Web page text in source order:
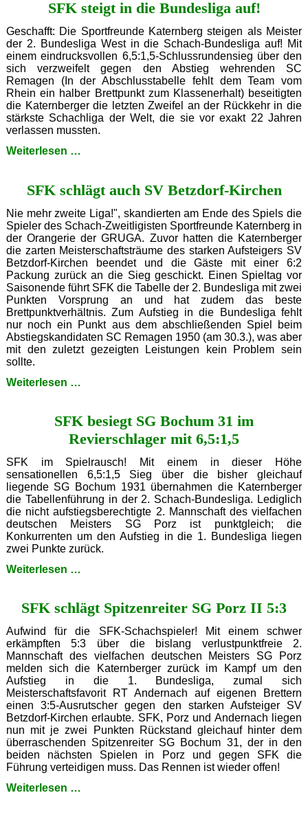
SFK steigt in die Bundesliga auf!
Geschafft: Die Sportfreunde Katernberg steigen als Meister
der 2. Bundesliga West in die Schach-Bundesliga auf! Mit
einem eindrucksvollen 6,5:1,5-Schlussrundensieg über den
sich verzweifelt gegen den Abstieg wehrenden SC
Remagen (In der Abschlusstabelle fehlt dem Team vom
Rhein ein halber Brettpunkt zum Klassenerhalt) beseitigten
die Katernberger die letzten Zweifel an der Rückkehr in die
stärkste Schachliga der Welt, die sie vor exakt 22 Jahren
verlassen mussten.
Weiterlesen …
die
Bundesliga
auf!
SFK schlägt auch SV Betzdorf-Kirchen
Nie mehr zweite Liga!", skandierten am Ende des Spiels die
Spieler des Schach-Zweitligisten Sportfreunde Katernberg in
der Orangerie der GRUGA. Zuvor hatten die Katernberger
die zarten Meisterschaftsträume des starken Aufsteigers SV
Betzdorf-Kirchen beendet und die Gäste mit einer 6:2
Packung zurück an die Sieg geschickt. Einen Spieltag vor
Saisonende führt SFK die Tabelle der 2. Bundesliga mit zwei
Punkten Vorsprung an und hat zudem das beste
Brettpunktverhältnis. Zum Aufstieg in die Bundesliga fehlt
nur noch ein Punkt aus dem abschließenden Spiel beim
Abstiegskandidaten SC Remagen 1950 (am 30.3.), was aber
mit den zuletzt gezeigten Leistungen kein Problem sein
sollte.
Weiterlesen …
SV
Betzdorf-
Kirchen
SFK besiegt SG Bochum 31 im
Revierschlager mit 6,5:1,5
SFK im Spielrausch! Mit einem in dieser Höhe
sensationellen 6,5:1,5 Sieg über die bisher gleichauf
liegende SG Bochum 1931 übernahmen die Katernberger
die Tabellenführung in der 2. Schach-Bundesliga. Lediglich
die nicht aufstiegsberechtigte 2. Mannschaft des vielfachen
deutschen Meisters SG Porz ist punktgleich; die
Konkurrenten um den Aufstieg in die 1. Bundesliga liegen
zwei Punkte zurück.
Weiterlesen …
Bochum
31
im
Revierschlager
mit
6,5:1,5
SFK schlägt Spitzenreiter SG Porz II 5:3
Aufwind für die SFK-Schachspieler! Mit einem schwer
erkämpften 5:3 über die bislang verlustpunktfreie 2.
Mannschaft des vielfachen deutschen Meisters SG Porz
melden sich die Katernberger zurück im Kampf um den
Aufstieg in die 1. Bundesliga, zumal sich
Meisterschaftsfavorit RT Andernach auf eigenen Brettern
einen 3:5-Ausrutscher gegen den starken Aufsteiger SV
Betzdorf-Kirchen erlaubte. SFK, Porz und Andernach liegen
nun mit je zwei Punkten Rückstand gleichauf hinter dem
überraschenden Spitzenreiter SG Bochum 31, der in den
beiden nächsten Spielen in Porz und gegen SFK die
Führung verteidigen muss. Das Rennen ist wieder offen!
Weiterlesen …